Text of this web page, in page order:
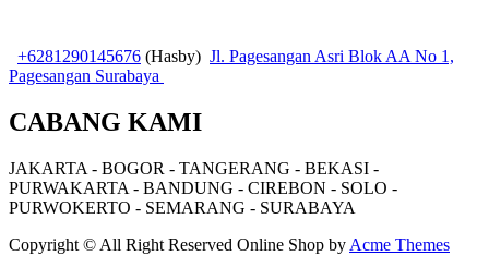
+6281290145676 (Hasby) Jl. Pagesangan Asri Blok AA No 1,
Pagesangan Surabaya
CABANG KAMI
JAKARTA - BOGOR - TANGERANG - BEKASI -
PURWAKARTA - BANDUNG - CIREBON - SOLO -
PURWOKERTO - SEMARANG - SURABAYA
Copyright © All Right Reserved Online Shop by Acme Themes